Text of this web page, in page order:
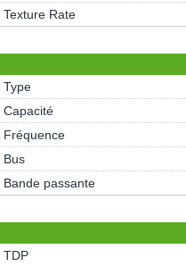
Texture Rate
Type
Capacité
Fréquence
Bus
Bande passante
TDP